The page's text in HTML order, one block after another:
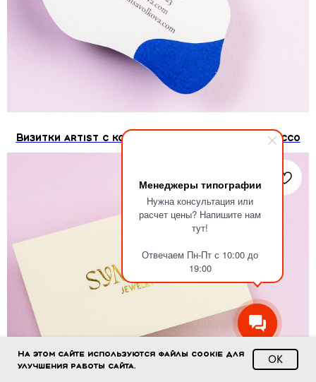
Менеджеры типографии
Нужна консультация или
расчет цены? Напишите нам
тут!
Отвечаем Пн-Пт с 10:00 до
19:00
Визитки artist с контурной резкой материка гессо
На этом сайте используются файлы cookie для
улучшения работы сайта.
ОК